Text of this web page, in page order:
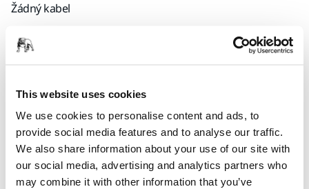
This website uses cookies
We use cookies to personalise content and ads, to
provide social media features and to analyse our traffic.
We also share information about your use of our site with
our social media, advertising and analytics partners who
may combine it with other information that you’ve
Žádný kabel
Kód Mirka
Informace o produktu
Technické údaje Ke stažení